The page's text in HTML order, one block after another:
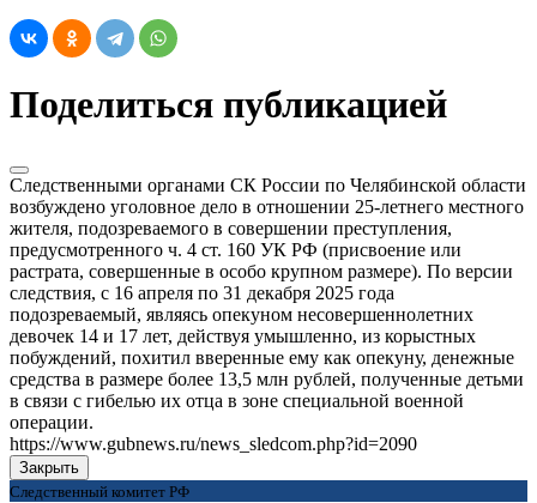
Поделиться публикацией
Следственными органами СК России по Челябинской области
возбуждено уголовное дело в отношении 25-летнего местного
жителя, подозреваемого в совершении преступления,
предусмотренного ч. 4 ст. 160 УК РФ (присвоение или
растрата, совершенные в особо крупном размере). По версии
следствия, с 16 апреля по 31 декабря 2025 года
подозреваемый, являясь опекуном несовершеннолетних
девочек 14 и 17 лет, действуя умышленно, из корыстных
побуждений, похитил вверенные ему как опекуну, денежные
средства в размере более 13,5 млн рублей, полученные детьми
в связи с гибелью их отца в зоне специальной военной
операции.
https://www.gubnews.ru/news_sledcom.php?id=2090
Закрыть
Следственный комитет РФ